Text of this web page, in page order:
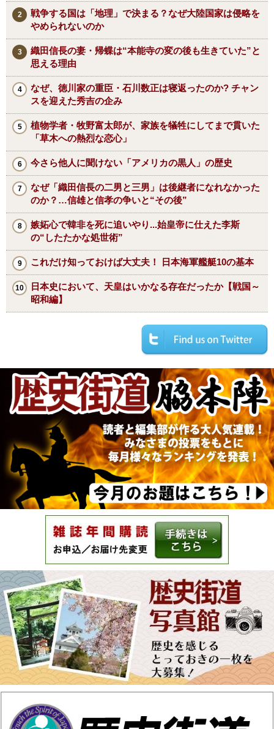
戦争する国は「地理」で決まる？なぜ大陸国家は侵略を
やめられないのか
織田信長の妻・帰蝶は“本能寺の変の後も生きていた”と
思える理由
なぜ、徳川家の重臣・石川数正は寝返ったのか? チャン
スを迎えた秀吉の企み
植物学者・牧野富太郎が、家族を犠牲にしてまで貫いた
「草木への熱烈な恋心」
今さら他人に聞けない「アメリカの黒人」の歴史
なぜ「織田信長の二男と三男」は後継者になれなかった
のか？…信雄と信孝の争いと“その後”
嫉妬心で韓非を死に追いやり...始皇帝に仕えた李斯
の“したたかな処世術”
これだけ知っておけば大丈夫！ 日本海軍艦艇10の基本
日本史において、天皇はいかなる存在だったか【戦国～
昭和編】